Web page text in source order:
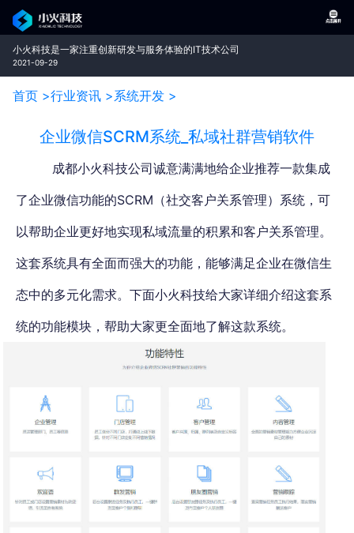
小火科技是一家注重创新研发与服务体验的IT技术公司
2021-09-29
首页 >行业资讯 >系统开发 >
企业微信SCRM系统_私域社群营销软件
成都小火科技公司诚意满满地给企业推荐一款集成
了企业微信功能的SCRM（社交客户关系管理）系统 ， 可
以帮助企业更好地实现私域流量的积累和客户关系管理。
这套系统具有全面而强大的功能，能够满足企业在微信生
态中的多元化需求。下面小火科技给大家详细介绍这套系
统的功能模块，帮助大家更全面地了解这款系统。